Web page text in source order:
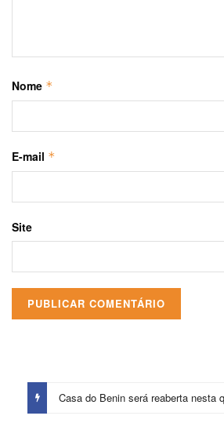
Nome *
E-mail *
Site